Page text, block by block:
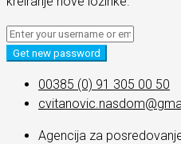
Get new password
00385 (0) 91 305 00 50
Agencija za